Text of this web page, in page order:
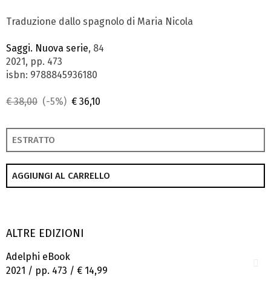
Traduzione dallo spagnolo di Maria Nicola
Saggi. Nuova serie, 84
2021, pp. 473
isbn: 9788845936180
€ 38,00 (-5%) € 36,10
ESTRATTO
AGGIUNGI AL CARRELLO
ALTRE EDIZIONI
Adelphi eBook
2021 / pp. 473 / € 14,99